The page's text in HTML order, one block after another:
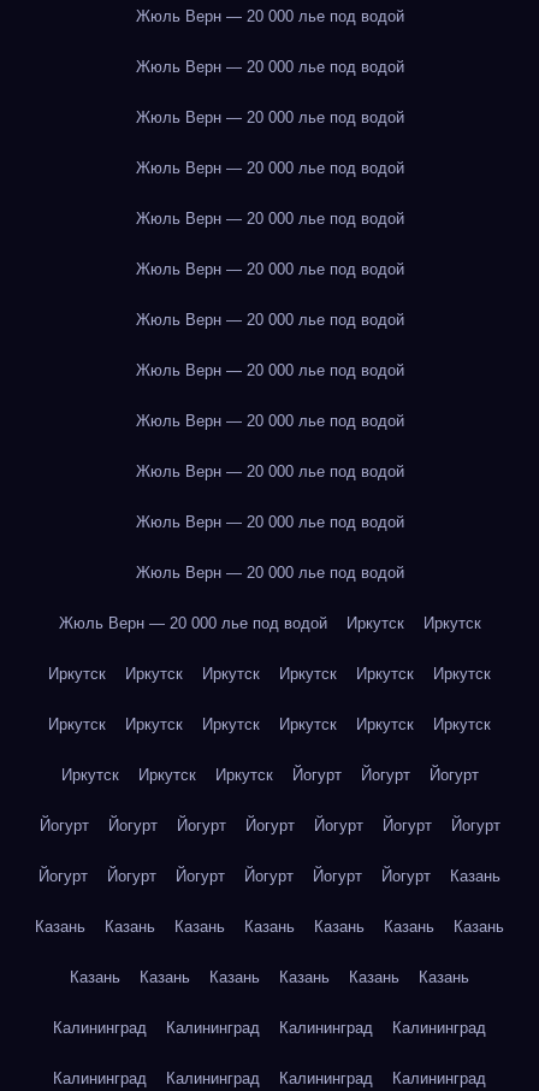
Жюль Верн — 20 000 лье под водой
Жюль Верн — 20 000 лье под водой
Жюль Верн — 20 000 лье под водой
Жюль Верн — 20 000 лье под водой
Жюль Верн — 20 000 лье под водой
Жюль Верн — 20 000 лье под водой
Жюль Верн — 20 000 лье под водой
Жюль Верн — 20 000 лье под водой
Жюль Верн — 20 000 лье под водой
Жюль Верн — 20 000 лье под водой
Жюль Верн — 20 000 лье под водой
Жюль Верн — 20 000 лье под водой
Жюль Верн — 20 000 лье под водой Иркутск Иркутск
Иркутск Иркутск Иркутск Иркутск Иркутск Иркутск
Иркутск Иркутск Иркутск Иркутск Иркутск Иркутск
Иркутск Иркутск Иркутск Йогурт Йогурт Йогурт
Йогурт Йогурт Йогурт Йогурт Йогурт Йогурт Йогурт
Йогурт Йогурт Йогурт Йогурт Йогурт Йогурт Казань
Казань Казань Казань Казань Казань Казань Казань
Казань Казань Казань Казань Казань Казань
Калининград Калининград Калининград Калининград
Калининград Калининград Калининград Калининград